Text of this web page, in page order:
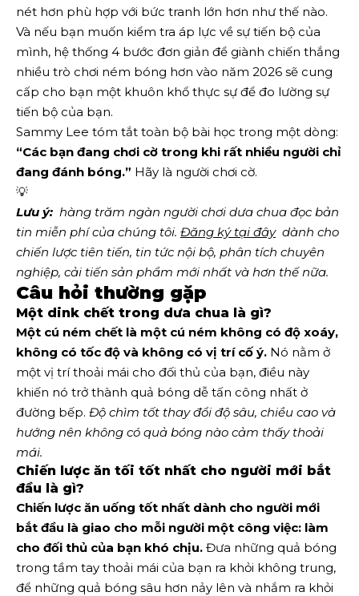
nét hơn phù hợp với bức tranh lớn hơn như thế nào.
Và nếu bạn muốn kiểm tra áp lực về sự tiến bộ của
mình, hệ thống 4 bước đơn giản để giành chiến thắng
nhiều trò chơi ném bóng hơn vào năm 2026 sẽ cung
cấp cho bạn một khuôn khổ thực sự để đo lường sự
tiến bộ của bạn.
Sammy Lee tóm tắt toàn bộ bài học trong một dòng:
“Các bạn đang chơi cờ trong khi rất nhiều người chỉ
đang đánh bóng.” Hãy là người chơi cờ.
💡
Lưu ý:
  hàng trăm ngàn người chơi dưa chua đọc bản
tin miễn phí của chúng tôi. Đăng ký tại đây
  dành cho
chiến lược tiên tiến, tin tức nội bộ, phân tích chuyên
nghiệp, cải tiến sản phẩm mới nhất và hơn thế nữa.
Câu hỏi thường gặp
Một dink chết trong dưa chua là gì?
Một cú ném chết là một cú ném không có độ xoáy,
không có tốc độ và không có vị trí cố ý. Nó nằm ở
một vị trí thoải mái cho đối thủ của bạn, điều này
khiến nó trở thành quả bóng dễ tấn công nhất ở
đường bếp. Độ chìm tốt thay đổi độ sâu, chiều cao và
hướng nên không có quả bóng nào cảm thấy thoải
mái.
Chiến lược ăn tối tốt nhất cho người mới bắt
đầu là gì?
Chiến lược ăn uống tốt nhất dành cho người mới
bắt đầu là giao cho mỗi người một công việc: làm
cho đối thủ của bạn khó chịu. Đưa những quả bóng
trong tầm tay thoải mái của bạn ra khỏi không trung,
để những quả bóng sâu hơn nảy lên và nhắm ra khỏi